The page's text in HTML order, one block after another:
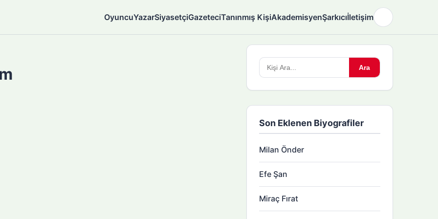
OyuncuYazarSiyasetçiGazeteciTanınmış KişiAkademisyenŞarkıcıİletişim
Arama
yapın:
Ara
Son Eklenen Biyografiler
Milan Önder
Efe Şan
Miraç Fırat